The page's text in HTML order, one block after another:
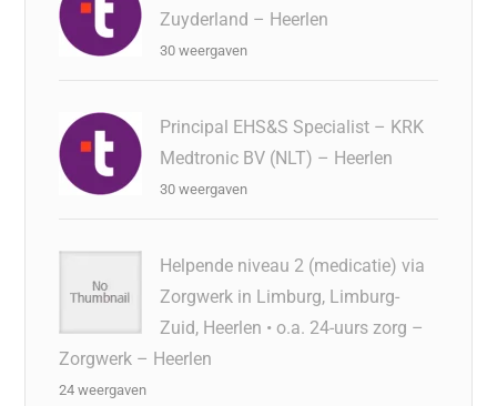
Zuyderland – Heerlen
30 weergaven
Principal EHS&S Specialist – KRK
Medtronic BV (NLT) – Heerlen
30 weergaven
Helpende niveau 2 (medicatie) via
Zorgwerk in Limburg, Limburg-
Zuid, Heerlen • o.a. 24-uurs zorg –
Zorgwerk – Heerlen
24 weergaven